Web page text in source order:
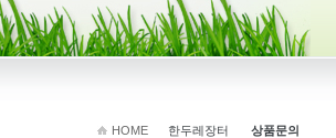
HOME 한두레장터 상품문의